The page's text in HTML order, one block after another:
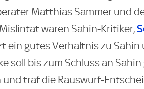
Matthias Sammer und
waren Sahin-Kritiker,
ein gutes Verhältnis zu
soll bis zum Schluss an
und traf die Rauswurf-